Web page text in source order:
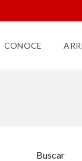
CONOCE
Buscar